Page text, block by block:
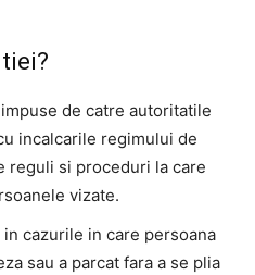
de catre autoritatile
incalcarile regimului de
reguli si proceduri la care
vizate.
cazurile in care persoana
sau a parcat fara a se plia